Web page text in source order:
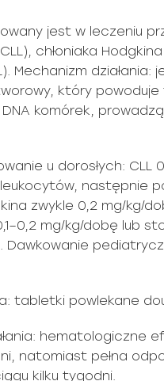
jest w leczeniu
chłoniaka
Mechanizm działania:
który powoduje
komórek,
u dorosłych: CLL
następnie
zwykle 0,2 mg/kg/
mg/kg/dobę lub
Dawkowanie
tabletki powlekane
hematologiczne
natomiast pełna
kilku tygodni.